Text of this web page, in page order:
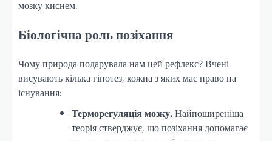
мозку киснем.
Біологічна роль позіхання
Чому природа подарувала нам цей рефлекс? Вчені
висувають кілька гіпотез, кожна з яких має право на
існування:
Терморегуляція мозку.Найпоширеніша
теорія стверджує, що позіхання допомагає